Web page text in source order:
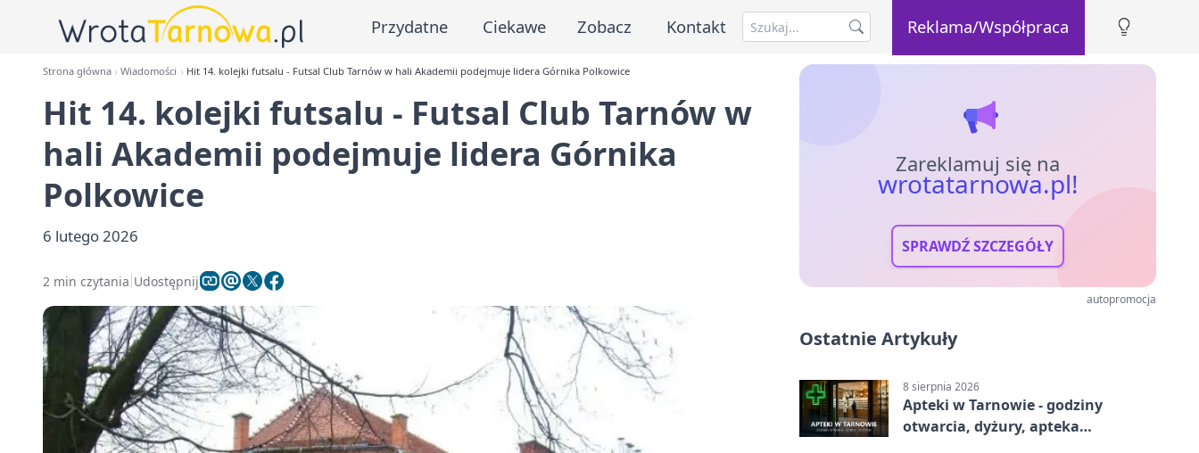
Przydatne Ciekawe Zobacz Kontakt Reklama/Współpraca
Strona główna Wiadomości Hit 14. kolejki futsalu - Futsal Club Tarnów w hali Akademii podejmuje lidera Górnika Polkowice
Hit 14. kolejki futsalu - Futsal Club Tarnów w
hali Akademii podejmuje lidera Górnika
Polkowice
6 lutego 2026
2 min czytania Udostępnij
Zareklamuj się na
wrotatarnowa.pl!
SPRAWDŹ SZCZEGÓŁY
autopromocja
Ostatnie Artykuły
8 sierpnia 2026
Apteki w Tarnowie - godziny
otwarcia, dyżury, apteka